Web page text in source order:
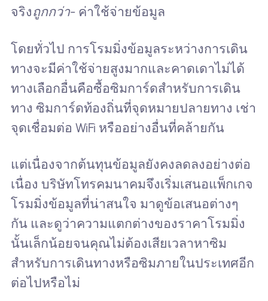
จริงถูกกว่า- ค่าใช้จ่ายข้อมูล
โดยทั่วไป การโรมมิ่งข้อมูลระหว่างการเดิน
ทางจะมีค่าใช้จ่ายสูงมากและคาดเดาไม่ได้
ทางเลือกอื่นคือซื้อซิมการ์ดสำหรับการเดิน
ทาง ซิมการ์ดท้องถิ่นที่จุดหมายปลายทาง เช่า
จุดเชื่อมต่อ WiFi หรืออย่างอื่นที่คล้ายกัน
แต่เนื่องจากต้นทุนข้อมูลยังคงลดลงอย่างต่อ
เนื่อง บริษัทโทรคมนาคมจึงเริ่มเสนอแพ็กเกจ
โรมมิ่งข้อมูลที่น่าสนใจ มาดูข้อเสนอต่างๆ
กัน และดูว่าความแตกต่างของราคาโรมมิ่ง
นั้นเล็กน้อยจนคุณไม่ต้องเสียเวลาหาซิม
สำหรับการเดินทางหรือซิมภายในประเทศอีก
ต่อไปหรือไม่